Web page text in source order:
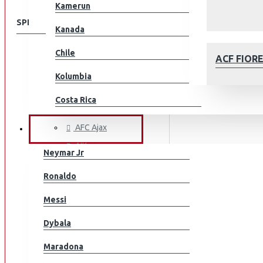
ACF
Kamerun
Kanada
Chile
Kolumbia
Costa Rica
Kroatia
Tšekki
Tanska
Egypti
EL Salvador
JALKAPALLOILIJAT
Neymar Jr
Ronaldo
Messi
Dybala
Maradona
SPEISEKARTE
KLUBEILLE
Aberdeen
ACF Fiorentina
AFC Ajax
AIK
AS Monaco
Athletic Bilbao